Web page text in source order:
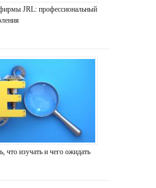
JRL: профессиональный
что изучать и чего ожидать